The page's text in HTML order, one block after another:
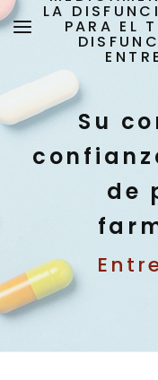
LA
PARA EL
Su
de